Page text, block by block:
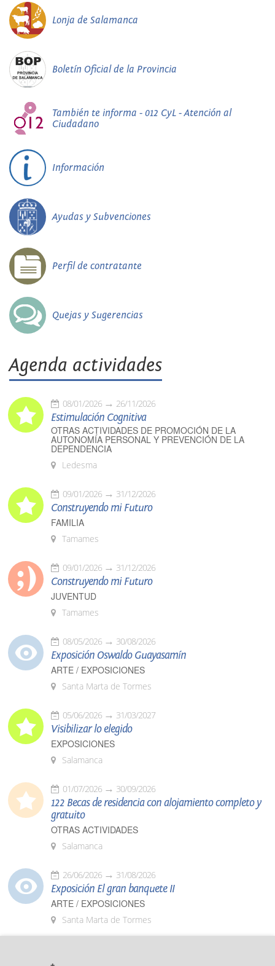
Lonja de Salamanca
Boletín Oficial de la Provincia
También te informa - 012 CyL - Atención al
Ciudadano
Información
Ayudas y Subvenciones
Perfil de contratante
Quejas y Sugerencias
Agenda actividades
08/01/2026 26/11/2026
Estimulación Cognitiva
OTRAS ACTIVIDADES DE PROMOCIÓN DE LA
AUTONOMÍA PERSONAL Y PREVENCIÓN DE LA
DEPENDENCIA
Ledesma
09/01/2026 31/12/2026
Construyendo mi Futuro
FAMILIA
Tamames
09/01/2026 31/12/2026
Construyendo mi Futuro
JUVENTUD
Tamames
08/05/2026 30/08/2026
Exposición Oswaldo Guayasamín
ARTE / EXPOSICIONES
Santa Marta de Tormes
05/06/2026 31/03/2027
Visibilizar lo elegido
EXPOSICIONES
Salamanca
01/07/2026 30/09/2026
122 Becas de residencia con alojamiento completo y
gratuito
OTRAS ACTIVIDADES
Salamanca
26/06/2026 31/08/2026
Exposición El gran banquete II
ARTE / EXPOSICIONES
Santa Marta de Tormes